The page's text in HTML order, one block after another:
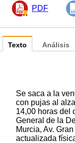
PDF
Texto
Se saca a la
con pujas al
14,00 horas del
General de la
Murcia, Av.
actualizada
Análisis